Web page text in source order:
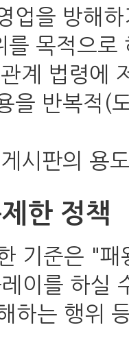
업을 방해
를 목적으로
계 법령에
을 반복적(
시판의 용
한 정책
기준은 "
이를 하실
하는 행위